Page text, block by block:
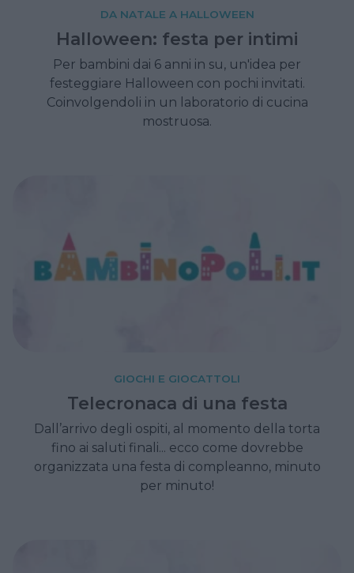
DA NATALE A HALLOWEEN
Halloween: festa per intimi
Per bambini dai 6 anni in su, un'idea per
festeggiare Halloween con pochi invitati.
Coinvolgendoli in un laboratorio di cucina
mostruosa.
GIOCHI E GIOCATTOLI
Telecronaca di una festa
Dall’arrivo degli ospiti, al momento della torta
fino ai saluti finali... ecco come dovrebbe
organizzata una festa di compleanno, minuto
per minuto!